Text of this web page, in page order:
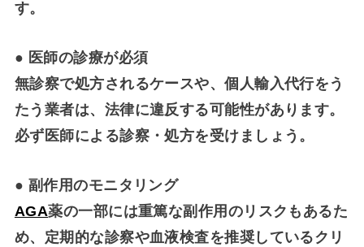
す。
● 医師の診療が必須
無診察で処方されるケースや、個人輸入代行をう
たう業者は、法律に違反する可能性があります。
必ず医師による診察・処方を受けましょう。
● 副作用のモニタリング
AGA薬の一部には重篤な副作用のリスクもあるた
め、定期的な診察や血液検査を推奨しているクリ